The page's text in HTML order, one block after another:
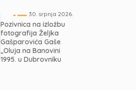
30. srpnja 2026.
Pozivnica na izložbu
fotografija Željka
Gašparovića Gaše
„Oluja na Banovini
1995. u Dubrovniku